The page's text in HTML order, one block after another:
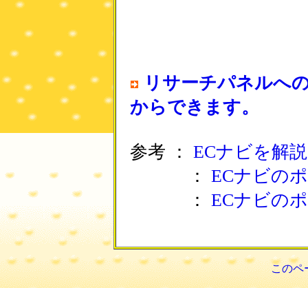
リサーチパネルへ
からできます。
参考 ： ECナビを解
： ECナビの
： ECナビの
このペ